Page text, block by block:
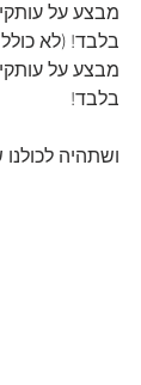
בלבד! (לא
בלבד!
ושתהיה